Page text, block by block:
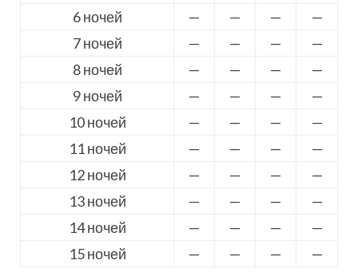
6 ночей
— — —
—
7 ночей
— — —
—
8 ночей
— — —
—
9 ночей
— — —
—
10 ночей
— — —
—
11 ночей
— — —
—
12 ночей
— — —
—
13 ночей
— — —
—
14 ночей
— — —
—
15 ночей
— — — —